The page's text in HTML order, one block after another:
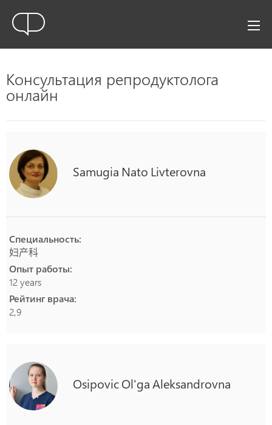
Консультация репродуктолога
онлайн
Samugia Nato Livterovna
Специальность:
妇产科
Опыт работы:
12 years
Рейтинг врача:
2,9
OsipovicOl'gaAleksandrovna